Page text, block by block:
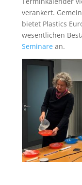
verankert.
bietet Plastics
wesentlichen
Seminarean.